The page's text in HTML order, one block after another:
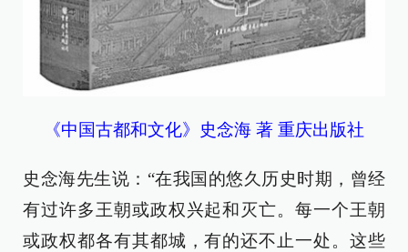
《中国古都和文化》史念海 著 重庆出版社
史念海先生说：“在我国的悠久历史时期，曾经
有过许多王朝或政权兴起和灭亡。每一个王朝
或政权都各有其都城，有的还不止一处。这些